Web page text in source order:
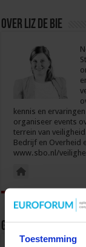
Toestemming
Over Liz de Bie
kennis en
organiseer events
terrein van
Bedrijf en Overheid
www.sbo.nl/
Gerelateerde